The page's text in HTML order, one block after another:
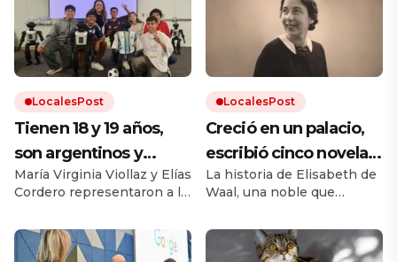
LocalesPost
Tienen 18 y 19 años,
son argentinos y
obtuvieron un
reconocimiento en el
Mundial de Robótica
en Corea del Sur:
María Virginia Viollaz y Elías
Cordero representaron a la
en la categoría Technical
Challenge de Fútbol
LocalesPost
Creció en un palacio,
escribió cinco novelas
y murió sin publicar
ninguna: décadas
después, su nieto hizo
que el mundo la leyera
La historia de Elisabeth de
Waal, una noble que
época. Su nieto Edmund,
también escritor, rescató